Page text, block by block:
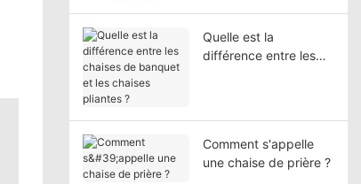
Quelle est la
différence entre les
Comment s'appelle
une chaise de prière ?